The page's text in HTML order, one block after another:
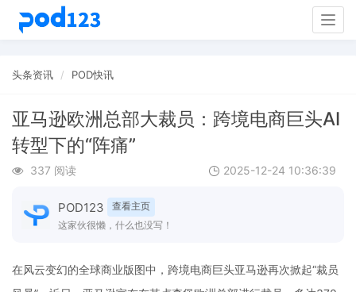
头条资讯 POD快讯
亚马逊欧洲总部大裁员：跨境电商巨头AI
转型下的“阵痛”
337 阅读 2025-12-24 10:36:39
POD123
查看主页
这家伙很懒，什么也没写！
在风云变幻的全球商业版图中，跨境电商巨头亚马逊再次掀起“裁员